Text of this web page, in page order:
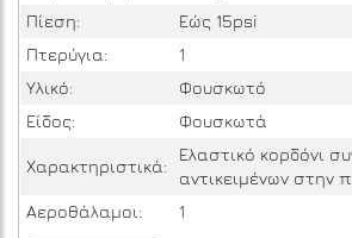
Πίεση:
Εώς 15psi
Πτερύγια:
1
Υλικό:
Φουσκωτό
Είδος:
Φουσκωτά
Χαρακτηριστικά:
Ελαστικό κορδόνι
αντικειμένων στην
Αεροθάλαμοι:
1